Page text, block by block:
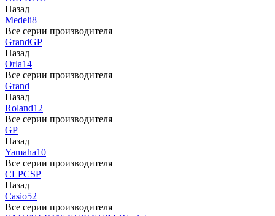
Назад
Medeli8
Все серии производителя
GrandGP
Назад
Orla14
Все серии производителя
Grand
Назад
Roland12
Все серии производителя
GP
Назад
Yamaha10
Все серии производителя
CLPCSP
Назад
Casio52
Все серии производителя